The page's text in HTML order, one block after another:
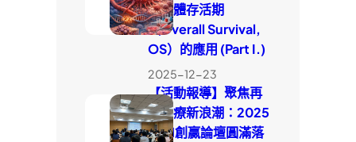
中整體存活期
（Overall Survival,
OS）的應用 (Part I.)
2025-12-23
【活動報導】聚焦再
生醫療新浪潮：2025
WIN創贏論壇圓滿落